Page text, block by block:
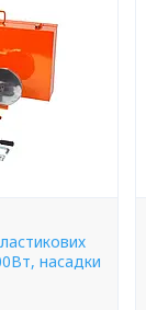
насадки